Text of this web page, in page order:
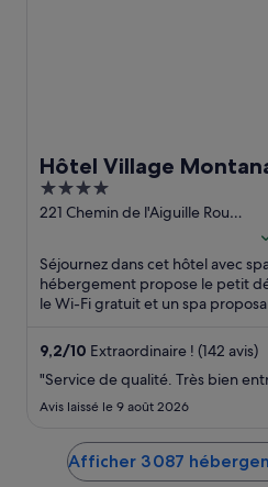
Hôtel Village
Etincelles
4
out
5
221 Chemin de l'Aiguille Rouge
Séjournez dans cet hôtel avec
hébergement propose le petit
le Wi-Fi gratuit et un spa
9,2/10 Extraordinaire ! (142 avis)
"Service de qualité. Très bien
Avis laissé le 9 août 2026
Afficher 3 087